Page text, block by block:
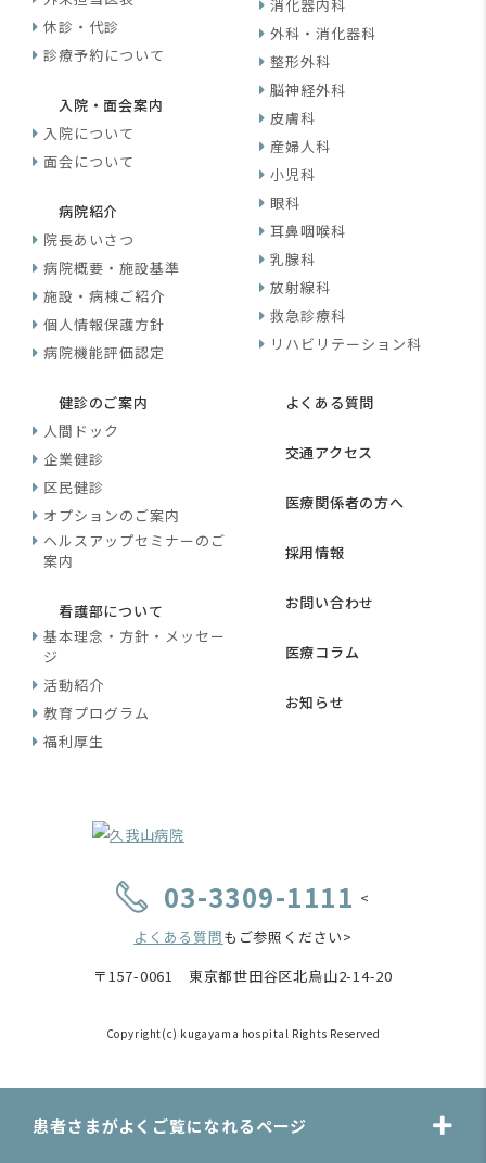
休診・代診
診療予約について
入院・面会案内
入院について
面会について
病院紹介
院長あいさつ
病院概要・施設基準
施設・病棟ご紹介
個人情報保護方針
病院機能評価認定
消化器内科
外科・消化器科
整形外科
脳神経外科
皮膚科
産婦人科
小児科
眼科
耳鼻咽喉科
乳腺科
放射線科
救急診療科
リハビリテーション科
健診のご案内
人間ドック
企業健診
区民健診
オプションのご案内
ヘルスアップセミナーのご
案内
看護部について
基本理念・方針・メッセー
ジ
活動紹介
教育プログラム
福利厚生
よくある質問
交通アクセス
医療関係者の方へ
採用情報
お問い合わせ
医療コラム
お知らせ
03-3309-1111 <
よくある質問もご参照ください>
〒157-0061 東京都世田谷区北烏山2-14-20
Copyright(c) kugayama hospital Rights Reserved
患者さまがよくご覧になれるページ